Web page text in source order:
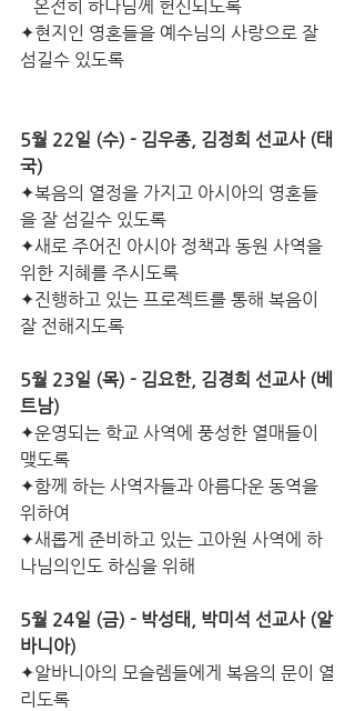
온전히 하나님께 헌신되도록
✦현지인 영혼들을 예수님의 사랑으로 잘
섬길수 있도록
5월 22일 (수) - 김우종, 김정희 선교사 (태
국)
✦복음의 열정을 가지고 아시아의 영혼들
을 잘 섬길수 있도록
✦새로 주어진 아시아 정책과 동원 사역을
위한 지혜를 주시도록
✦진행하고 있는 프로젝트를 통해 복음이
잘 전해지도록
5월 23일 (목) - 김요한, 김경희 선교사 (베
트남)
✦운영되는 학교 사역에 풍성한 열매들이
맺도록
✦함께 하는 사역자들과 아름다운 동역을
위하여
✦새롭게 준비하고 있는 고아원 사역에 하
나님의인도 하심을 위해
5월 24일 (금) - 박성태, 박미석 선교사 (알
바니아)
✦알바니아의 모슬렘들에게 복음의 문이 열
리도록